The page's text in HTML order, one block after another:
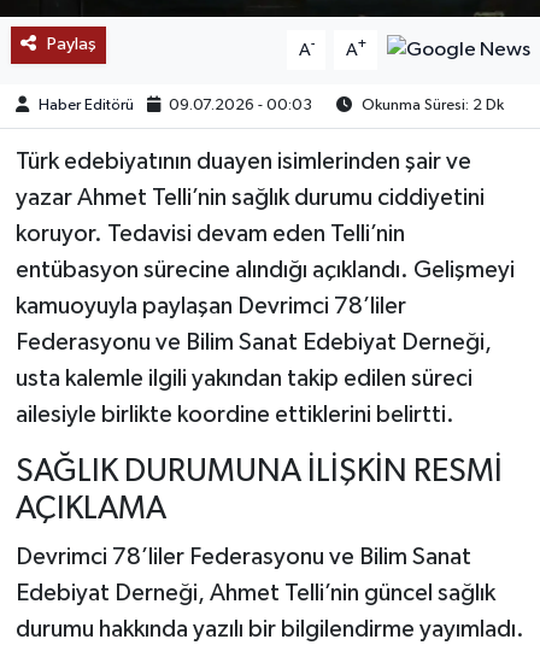
Paylaş A- A+
Haber Editörü 09.07.2026 - 00:03 Okunma Süresi: 2 Dk
Türk edebiyatının duayen isimlerinden şair ve
yazar Ahmet Telli’nin sağlık durumu ciddiyetini
koruyor. Tedavisi devam eden Telli’nin
entübasyon sürecine alındığı açıklandı. Gelişmeyi
kamuoyuyla paylaşan Devrimci 78’liler
Federasyonu ve Bilim Sanat Edebiyat Derneği,
usta kalemle ilgili yakından takip edilen süreci
ailesiyle birlikte koordine ettiklerini belirtti.
SAĞLIK DURUMUNA İLİŞKİN RESMİ
AÇIKLAMA
Devrimci 78’liler Federasyonu ve Bilim Sanat
Edebiyat Derneği, Ahmet Telli’nin güncel sağlık
durumu hakkında yazılı bir bilgilendirme yayımladı.
POPÜLER
DÜNYA
TREND
OTOMOTİV
TEKNOLOJİ
YAŞAM
KÜLTÜR SANAT